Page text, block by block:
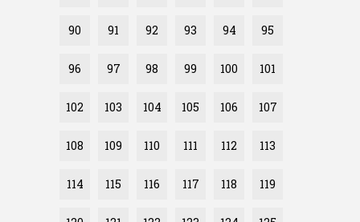
90 91 92 93 94 95
96 97 98 99 100 101
102 103 104 105 106 107
108 109 110 111 112 113
114 115 116 117 118 119